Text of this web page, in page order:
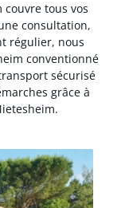
couvre tous vos
consultation,
régulier, nous
conventionné
sécurisé
grâce à